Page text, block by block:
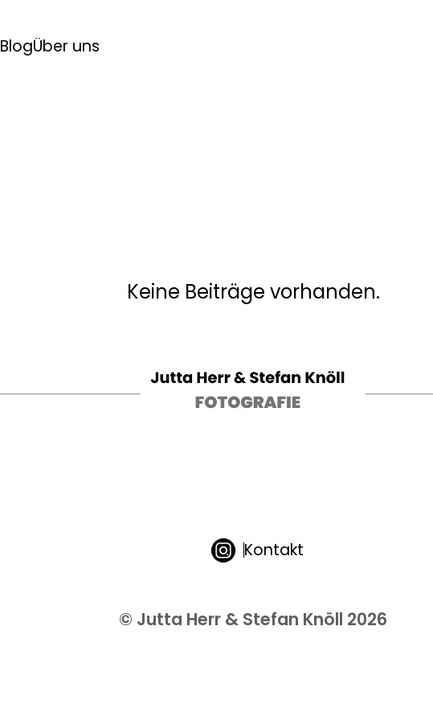
BlogÜber uns
Keine Beiträge vorhanden.
Kontakt
© Jutta Herr & Stefan Knöll 2026